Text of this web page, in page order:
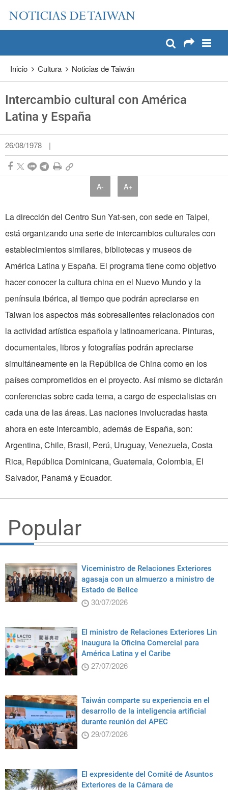
Pase a contenido principal
Inicio Cultura Noticias de Taiwán
Intercambio cultural con América
Latina y España
26/08/1978 |
A- A+
La dirección del Centro Sun Yat-sen, con sede en Taipei,
está organizando una serie de intercambios culturales con
establecimientos similares, bibliotecas y museos de
América Latina y España. El programa tiene como objetivo
hacer conocer la cultura china en el Nuevo Mundo y la
península ibérica, al tiempo que podrán apreciarse en
Taiwan los aspectos más sobresalientes relacionados con
la actividad artística española y latinoamericana. Pinturas,
documentales, libros y fotografías podrán apreciarse
simultáneamente en la República de China como en los
países comprometidos en el proyecto. Así mismo se dictarán
conferencias sobre cada tema, a cargo de especialistas en
cada una de las áreas. Las naciones involucradas hasta
ahora en este intercambio, además de España, son:
Argentina, Chile, Brasil, Perú, Uruguay, Venezuela, Costa
Rica, República Dominicana, Guatemala, Colombia, El
Salvador, Panamá y Ecuador.
Popular
Viceministro de Relaciones Exteriores
agasaja con un almuerzo a ministro de
Estado de Belice
30/07/2026
El ministro de Relaciones Exteriores Lin
inaugura la Oficina Comercial para
América Latina y el Caribe
27/07/2026
Taiwán comparte su experiencia en el
desarrollo de la inteligencia artificial
durante reunión del APEC
29/07/2026
El expresidente del Comité de Asuntos
Exteriores de la Cámara de